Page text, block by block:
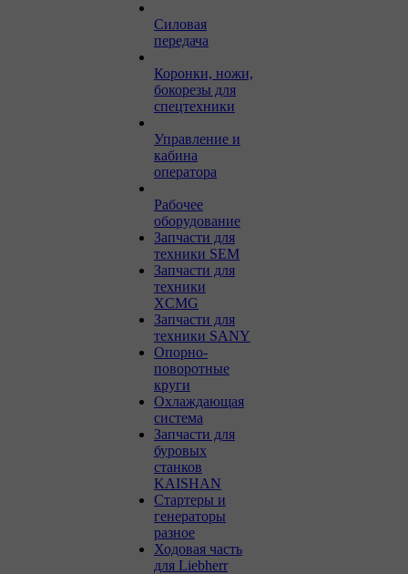
Силовая
передача
Коронки, ножи,
бокорезы для
спецтехники
Управление и
кабина
оператора
Рабочее
оборудование
Запчасти для
техники SEM
Запчасти для
техники
XCMG
Запчасти для
техники SANY
Опорно-
поворотные
круги
Охлаждающая
система
Запчасти для
буровых
станков
KAISHAN
Стартеры и
генераторы
разное
Ходовая часть
для Liebherr